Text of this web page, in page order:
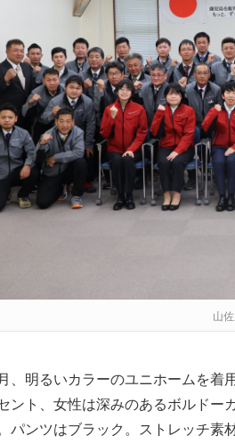
山
、明るいカラーのユニホームを着
ント、女性は深みのあるボルドー
パンツはブラック。ストレッチ素